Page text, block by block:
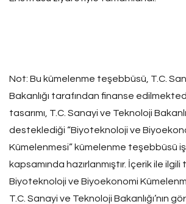
Not: Bu kümelenme teşebbüsü, T.C.
Bakanlığı tarafından finanse
tasarımı, T.C. Sanayi ve Teknoloji
desteklediği “Biyoteknoloji ve
Kümelenmesi” kümelenme teşebbüsü iş
kapsamında hazırlanmıştır. İçerik ile
Biyoteknoloji ve Biyoekonomi
T.C. Sanayi ve Teknoloji Bakanlığı’nın